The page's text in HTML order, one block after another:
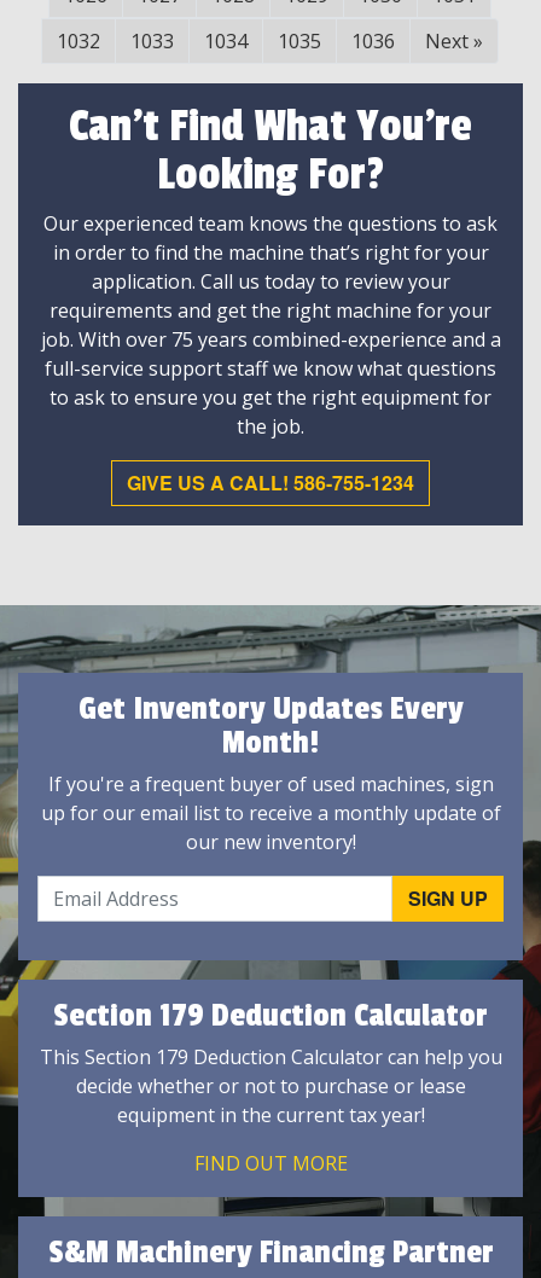
1032
1033 1034 1035 1036 Next»
Can't Find What You're
Looking For?
Our experienced team knows the questions to ask
in order to find the machine that’s right for your
application. Call us today to review your
requirements and get the right machine for your
job. With over 75 years combined-experience and a
full-service support staff we know what questions
to ask to ensure you get the right equipment for
the job.
GIVE US A CALL! 586-755-1234
Get Inventory Updates Every
Month!
If you're a frequent buyer of used machines, sign
up for our email list to receive a monthly update of
our new inventory!
Section 179 Deduction Calculator
This Section 179 Deduction Calculator can help you
decide whether or not to purchase or lease
equipment in the current tax year!
FIND OUT MORE
S&M Machinery Financing Partner